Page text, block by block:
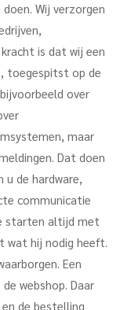
Wij verzorgen
is dat wij een
toegespitst op de
over
maar
Dat doen
u de hardware,
communicatie
starten altijd met
wat hij nodig heeft.
Een
webshop. Daar
de bestelling